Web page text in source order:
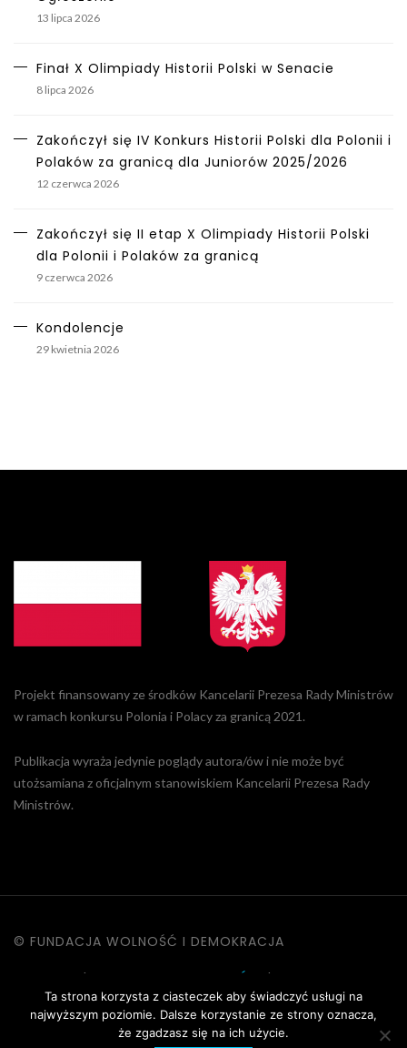
13 lipca 2026
Finał X Olimpiady Historii Polski w Senacie
8 lipca 2026
Zakończył się IV Konkurs Historii Polski dla Polonii i
Polaków za granicą dla Juniorów 2025/2026
12 czerwca 2026
Zakończył się II etap X Olimpiady Historii Polski
dla Polonii i Polaków za granicą
9 czerwca 2026
Kondolencje
29 kwietnia 2026
Projekt finansowany ze środków Kancelarii Prezesa Rady Ministrów
w ramach konkursu Polonia i Polacy za granicą 2021.
Publikacja wyraża jedynie poglądy autora/ów i nie może być
utożsamiana z oficjalnym stanowiskiem Kancelarii Prezesa Rady
Ministrów.
© FUNDACJA WOLNOŚĆ I DEMOKRACJA
| POLITYKA PRYWATNOŚCI |
REGULAMIN STRONY
Ta strona korzysta z ciasteczek aby świadczyć usługi na
najwyższym poziomie. Dalsze korzystanie ze strony oznacza,
że zgadzasz się na ich użycie.